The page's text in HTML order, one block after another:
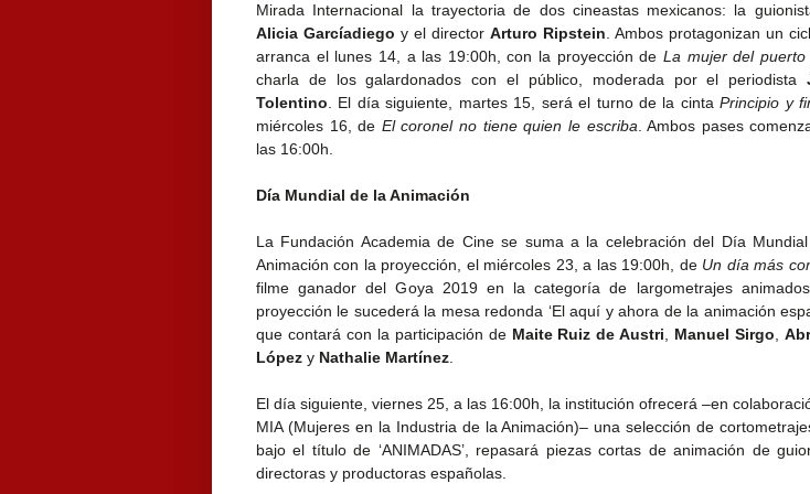
Mirada Internacional la trayectoria de dos cineastas mexicanos: la
Alicia Garcíadiego y el director Arturo Ripstein . Ambos protagonizan un
arranca el lunes 14, a las 19:00h, con la proyección de La mujer del puerto
charla de los galardonados con el público, moderada por el periodista
Tolentino . El día siguiente, martes 15, será el turno de la cintaPrincipio y
miércoles 16, de El coronel no tiene quien le escriba . Ambos pases
las 16:00h.
Día Mundial de la Animación
La Fundación Academia de Cine se suma a la celebración del Día
Animación con la proyección, el miércoles 23, a las 19:00h, de Un día más
filme ganador del Goya 2019 en la categoría de largometrajes
proyección le sucederá la mesa redonda ‘El aquí y ahora de la animación
que contará con la participación de Maite Ruiz de Austri Manuel Sirgo ,
López y Nathalie Martínez
El día siguiente, viernes 25, a las 16:00h, la institución ofrecerá –en
MIA (Mujeres en la Industria de la Animación)– una selección de
bajo el título de ‘ANIMADAS’, repasará piezas cortas de animación de
directoras y productoras españolas.